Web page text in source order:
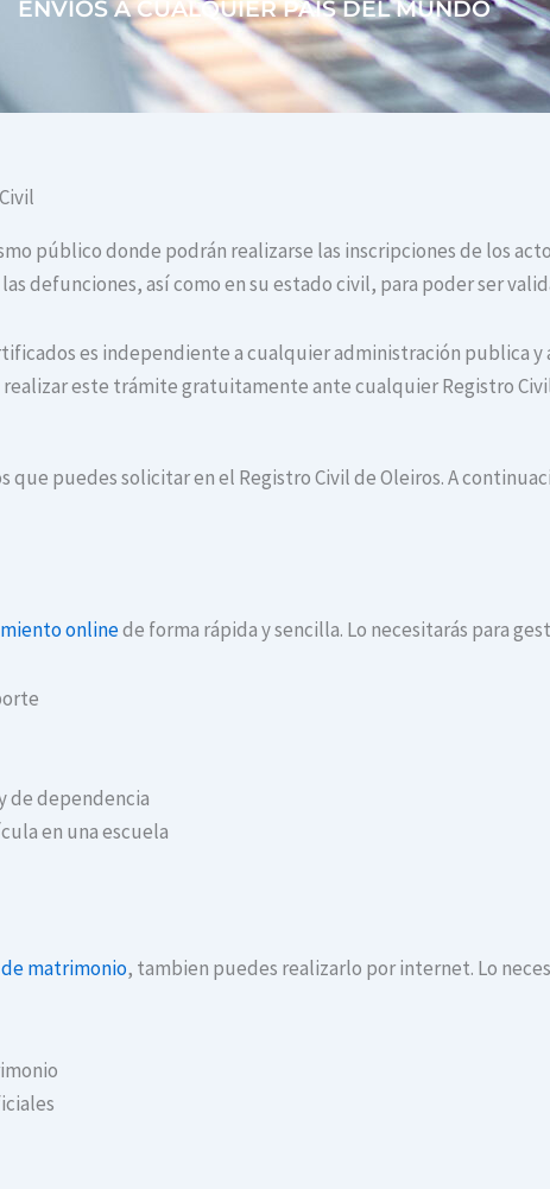
ENVÍOS A CUALQUIER PAIS DEL MUNDO
público donde podrán realizarse las inscripciones de los
defunciones, así como en su estado civil, para poder ser
es independiente a cualquier administración publica y
este trámite gratuitamente ante cualquier Registro Civil
puedes solicitar en el Registro Civil de Oleiros. A
onlinede forma rápida y sencilla. Lo necesitarás para
de dependencia
en una escuela
matrimonio, tambien puedes realizarlo por internet. Lo